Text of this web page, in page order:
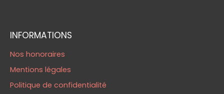
INFORMATIONS
Nos honoraires
Mentions légales
Politique de confidentialité